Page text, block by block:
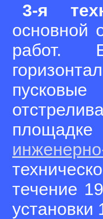
3-я
основной
работ.
течение
установки